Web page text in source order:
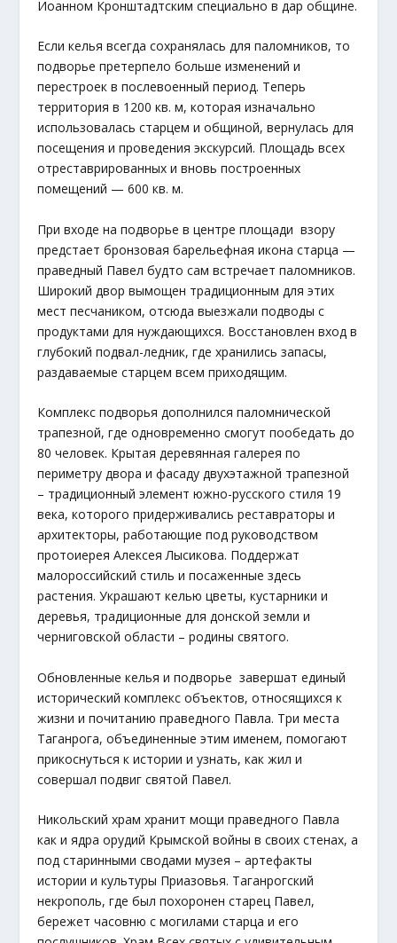
Иоанном Кронштадтским специально в дар общине.
Если келья всегда сохранялась для паломников, то
подворье претерпело больше изменений и
перестроек в послевоенный период. Теперь
территория в 1200 кв. м, которая изначально
использовалась старцем и общиной, вернулась для
посещения и проведения экскурсий. Площадь всех
отреставрированных и вновь построенных
помещений — 600 кв. м.
При входе на подворье в центре площади взору
предстает бронзовая барельефная икона старца —
праведный Павел будто сам встречает паломников.
Широкий двор вымощен традиционным для этих
мест песчаником, отсюда выезжали подводы с
продуктами для нуждающихся. Восстановлен вход в
глубокий подвал-ледник, где хранились запасы,
раздаваемые старцем всем приходящим.
Комплекс подворья дополнился паломнической
трапезной, где одновременно смогут пообедать до
80 человек. Крытая деревянная галерея по
периметру двора и фасаду двухэтажной трапезной
– традиционный элемент южно-русского стиля 19
века, которого придерживались реставраторы и
архитекторы, работающие под руководством
протоиерея Алексея Лысикова. Поддержат
малороссийский стиль и посаженные здесь
растения. Украшают келью цветы, кустарники и
деревья, традиционные для донской земли и
черниговской области – родины святого.
Обновленные келья и подворье завершат единый
исторический комплекс объектов, относящихся к
жизни и почитанию праведного Павла. Три места
Таганрога, объединенные этим именем, помогают
прикоснуться к истории и узнать, как жил и
совершал подвиг святой Павел.
Никольский храм хранит мощи праведного Павла
как и ядра орудий Крымской войны в своих стенах, а
под старинными сводами музея – артефакты
истории и культуры Приазовья. Таганрогский
некрополь, где был похоронен старец Павел,
бережет часовню с могилами старца и его